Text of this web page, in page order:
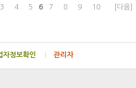
3 4 5 6 7 8 9 10 [다음]
관리자